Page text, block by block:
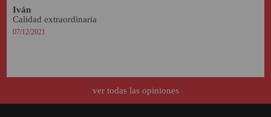
Iván
Calidad extraordinaria
07/12/2021
ver todas las opiniones